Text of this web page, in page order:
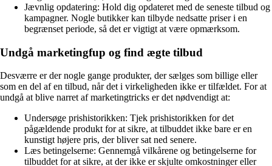
Jævnlig opdatering: Hold dig opdateret med de seneste tilbud og
kampagner. Nogle butikker kan tilbyde nedsatte priser i en
begrænset periode, så det er vigtigt at være opmærksom.
Undgå marketingfup og find ægte tilbud
Desværre er der nogle gange produkter, der sælges som billige eller
som en del af en tilbud, når det i virkeligheden ikke er tilfældet. For at
undgå at blive narret af marketingtricks er det nødvendigt at:
Undersøge prishistorikken: Tjek prishistorikken for det
pågældende produkt for at sikre, at tilbuddet ikke bare er en
kunstigt højere pris, der bliver sat ned senere.
Læs betingelserne: Gennemgå vilkårene og betingelserne for
tilbuddet for at sikre, at der ikke er skjulte omkostninger eller